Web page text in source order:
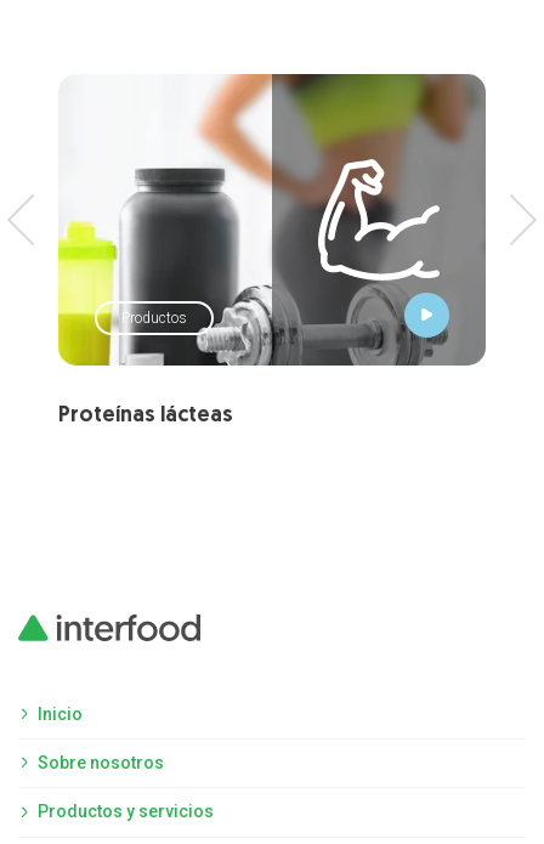
Productos
Proteínas lácteas
Inicio
Sobre nosotros
Productos y servicios